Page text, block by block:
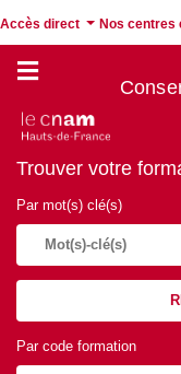
Accès direct Nos centres
Trouver votre
Par mot(s) clé(s)
Par code formation